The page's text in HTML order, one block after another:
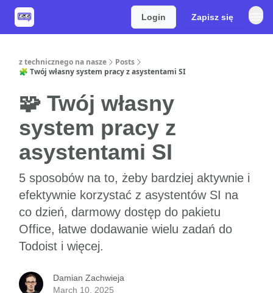
Login Zapisz się
z technicznego na nasze
Posts
🧩 Twój własny system pracy z asystentami SI
🧩 Twój własny
system pracy z
asystentami SI
5 sposobów na to, żeby bardziej aktywnie i
efektywnie korzystać z asystentów SI na
co dzień, darmowy dostęp do pakietu
Office, łatwe dodawanie wielu zadań do
Todoist i więcej.
Damian Zachwieja
March 10, 2025